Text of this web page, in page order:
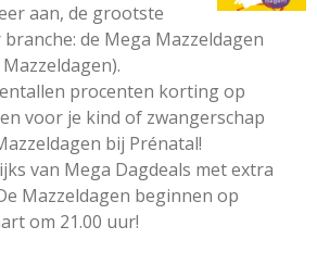
aan, de grootste
de Mega Mazzeldagen
procenten korting op
voor je kind of zwangerschap
bij Prénatal!
van Mega Dagdeals met extra
Mazzeldagen beginnen op
om 21.00 uur!